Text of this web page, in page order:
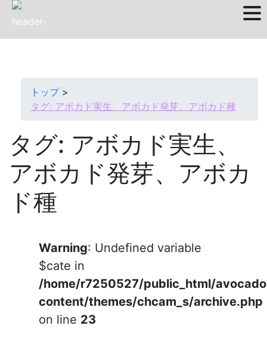
Skip
トップ
タグ: アボカド実生、アボカド発芽、アボカド種
タグ: アボカド実生、
アボカド発芽、アボカ
ド種
Warning: Undefined variable
$cate in
/home/r7250527/public_html/
content/themes/chcam_s/archive.php
on line 23